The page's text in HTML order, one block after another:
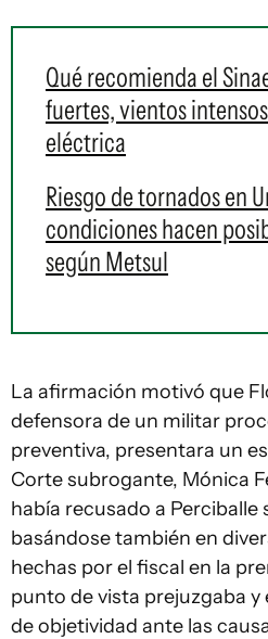
Qué recomienda el
fuertes, vientos
eléctrica
Riesgo de tornados en
condiciones hacen
según Metsul
La afirmación motivó que
defensora de un militar
preventiva, presentara un
Corte subrogante, Mónica
había recusado a Perciballe
basándose también en
hechas por el fiscal en la
punto de vista prejuzgaba y
de objetividad ante las